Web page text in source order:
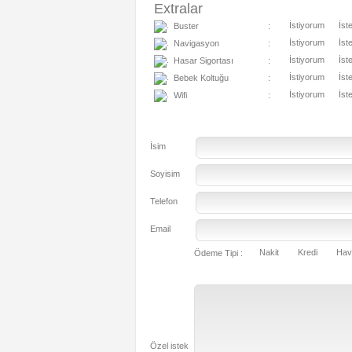
Extralar
Buster : İstiyorum
Navigasyon : İstiyorum
Hasar Sigortası : İstiyorum
Bebek Koltuğu : İstiyorum
Wifi : İstiyorum
İsim
Soyisim
Telefon
Email
Ödeme Tipi : Nakit Kredi
Özel istek